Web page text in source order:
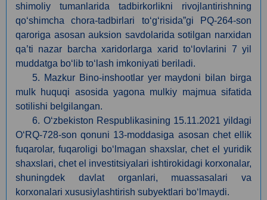
shimoliy tumanlarida tadbirkorlikni rivojlantirishning
qo‘shimcha chora-tadbirlari to‘g‘risida”gi PQ-264-son
qaroriga asosan auksion savdolarida sotilgan narxidan
qa’ti nazar barcha xaridorlarga xarid to‘lovlarini 7 yil
muddatga bo‘lib to‘lash imkoniyati beriladi.
5. Mazkur Bino-inshootlar yer maydoni bilan birga
mulk huquqi asosida yagona mulkiy majmua sifatida
sotilishi belgilangan.
6. O‘zbekiston Respublikasining 15.11.2021 yildagi
O‘RQ-728-son qonuni 13-moddasiga asosan сhet ellik
fuqarolar, fuqaroligi bo‘lmagan shaxslar, chet el yuridik
shaxslari, chet el investitsiyalari ishtirokidagi korxonalar,
shuningdek davlat organlari, muassasalari va
korxonalari xususiylashtirish subyektlari bo‘lmaydi.